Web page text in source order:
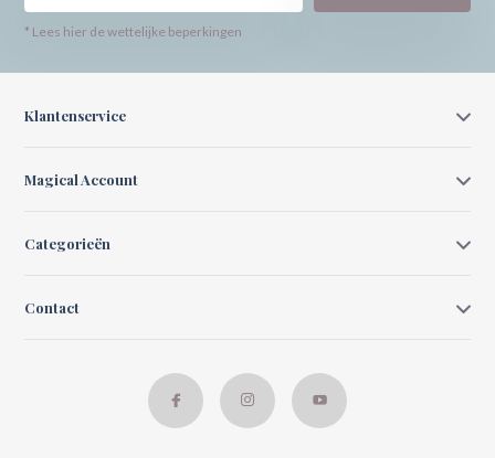
* Lees hier de wettelijke beperkingen
Klantenservice
Magical Account
Categorieën
Contact